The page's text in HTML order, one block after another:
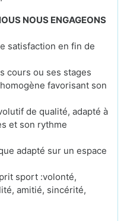
NOUS ENGAGEONS
satisfaction en fin de
cours ou ses stages
favorisant son
de qualité, adapté à
et son rythme
adapté sur un espace
sport :volonté,
amitié, sincérité,